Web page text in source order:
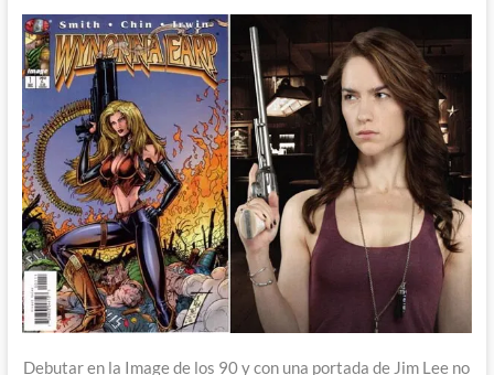
Debutar en la Image de los 90 y con una portada de Jim Lee no